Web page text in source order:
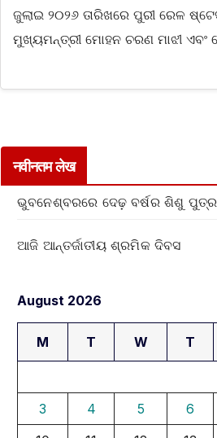
ଜୁଲାଇ ୨୦୨୬ ତାରିଖରେ ପୁରୀ ରେଳ
ମୁଖ୍ୟମନ୍ତ୍ରୀ ମୋହନ ଚରଣ ମାଝୀ ଏବଂ
नवीनतम लेख
ଭୁବନେଶ୍ବରରେ ଦେଢ଼ ବର୍ଷର ଶିଶୁ
ଆଜି ଆନ୍ତର୍ଜାତୀୟ ଶ୍ରମିକ ଦିବସ
August 2026
M T W T
3
4 5 6